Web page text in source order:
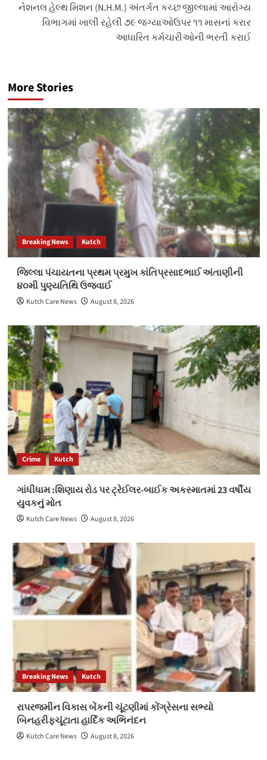
નેશનલ હેલ્થ મિશન (N.H.M.) અંતર્ગત કચ્છ જીલ્લામાં આરોગ્ય
વિભાગમાં ખાલી રહેલી ૭૯ જગ્યાઓઉપર ૧૧ માસનાં કરાર
આધારિત કર્મચારીઓની ભરતી કરાઈ
More Stories
Breaking News Kutch
જિલ્લા પંચાયતના પ્રથમ પ્રમુખ કાંતિપ્રસાદભાઈ અંતાણીની
૪૦મી પુણ્યતિથિ ઉજવાઈ
Kutch Care News August 8, 2026
Crime Kutch
ગાંધીધામ :શિણાય રોડ પર ટ્રેઈલર-બાઈક અકસ્માતમાં 23 વર્ષીય
યુવકનું મોત
Kutch Care News August 8, 2026
Breaking News Kutch
રાપરજમીન વિકાસ બેંકની ચૂંટણીમાં કોંગ્રેસના સભ્યો
બિનહરીફચૂંટાતા હાર્દિક અભિનંદન
Kutch Care News August 8, 2026